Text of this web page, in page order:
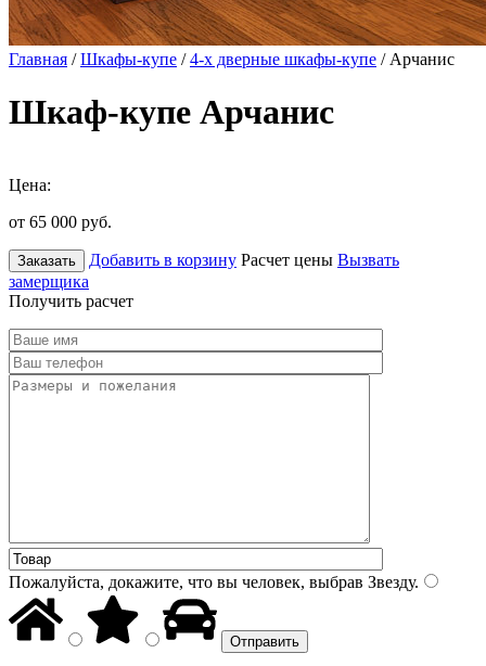
Главная /Шкафы-купе /4-х дверные шкафы-купе / Арчанис
Шкаф-купе Арчанис
Цена:
от 65 000 руб.
Заказать Добавить в корзину Расчет цены Вызвать
замерщика
Получить расчет
Пожалуйста, докажите, что вы человек, выбрав Звезду.